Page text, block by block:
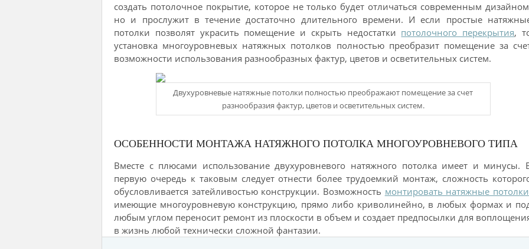
создать потолочное покрытие, которое не только будет отличаться современным
но и прослужит в течение достаточно длительного времени. И если простые
потолки позволят украсить помещение и скрыть недостатки потолочного перекрытия,
установка многоуровневых натяжных потолков полностью преобразит помещение за
возможности использования разнообразных фактур, цветов и осветительных систем.
Двухуровневые натяжные потолки полностью преображают помещение за счет
разнообразия фактур, цветов и осветительных систем.
ОСОБЕННОСТИ МОНТАЖА НАТЯЖНОГО ПОТОЛКА МНОГОУРОВНЕВОГО ТИПА
Вместе с плюсами использование двухуровневого натяжного потолка имеет и минусы.
первую очередь к таковым следует отнести более трудоемкий монтаж, сложность
обусловливается затейливостью конструкции. Возможность монтировать натяжные потолки
имеющие многоуровневую конструкцию, прямо либо криволинейно, в любых формах и
любым углом переносит ремонт из плоскости в объем и создает предпосылки для
в жизнь любой технически сложной фантазии.